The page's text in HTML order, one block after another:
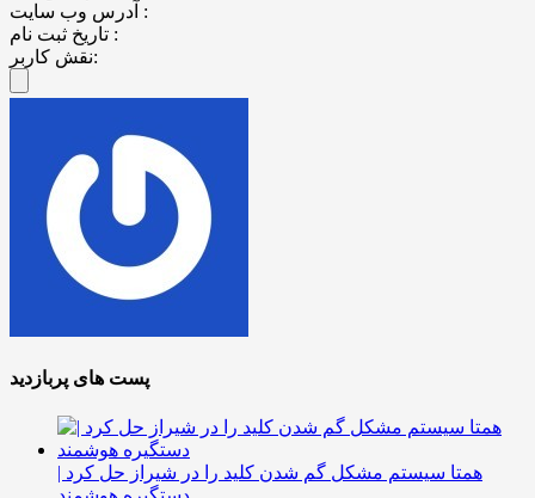
آدرس وب سایت :
تاریخ ثبت نام :
نقش کاربر:
پست های پربازدید
همتا سیستم مشکل گم شدن کلید را در شیراز حل کرد |